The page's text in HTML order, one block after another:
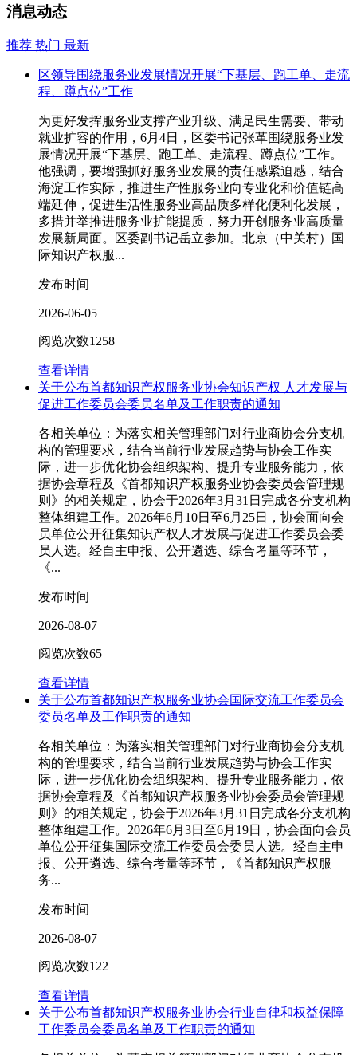
消息动态
推荐 热门 最新
区领导围绕服务业发展情况开展“下基层、跑工单、走流
程、蹲点位”工作
为更好发挥服务业支撑产业升级、满足民生需要、带动
就业扩容的作用，6月4日，区委书记张革围绕服务业发
展情况开展“下基层、跑工单、走流程、蹲点位”工作。
他强调，要增强抓好服务业发展的责任感紧迫感，结合
海淀工作实际，推进生产性服务业向专业化和价值链高
端延伸，促进生活性服务业高品质多样化便利化发展，
多措并举推进服务业扩能提质，努力开创服务业高质量
发展新局面。区委副书记岳立参加。北京（中关村）国
际知识产权服...
发布时间
2026-06-05
阅览次数1258
查看详情
关于公布首都知识产权服务业协会知识产权 人才发展与
促进工作委员会委员名单及工作职责的通知
各相关单位：为落实相关管理部门对行业商协会分支机
构的管理要求，结合当前行业发展趋势与协会工作实
际，进一步优化协会组织架构、提升专业服务能力，依
据协会章程及《首都知识产权服务业协会委员会管理规
则》的相关规定，协会于2026年3月31日完成各分支机构
整体组建工作。2026年6月10日至6月25日，协会面向会
员单位公开征集知识产权人才发展与促进工作委员会委
员人选。经自主申报、公开遴选、综合考量等环节，
《...
发布时间
2026-08-07
阅览次数65
查看详情
关于公布首都知识产权服务业协会国际交流工作委员会
委员名单及工作职责的通知
各相关单位：为落实相关管理部门对行业商协会分支机
构的管理要求，结合当前行业发展趋势与协会工作实
际，进一步优化协会组织架构、提升专业服务能力，依
据协会章程及《首都知识产权服务业协会委员会管理规
则》的相关规定，协会于2026年3月31日完成各分支机构
整体组建工作。2026年6月3日至6月19日，协会面向会员
单位公开征集国际交流工作委员会委员人选。经自主申
报、公开遴选、综合考量等环节，《首都知识产权服
务...
发布时间
2026-08-07
阅览次数122
查看详情
关于公布首都知识产权服务业协会行业自律和权益保障
工作委员会委员名单及工作职责的通知